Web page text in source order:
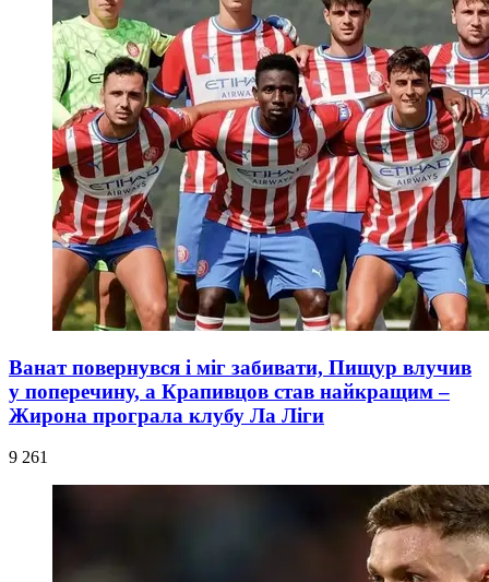
Ванат повернувся і міг забивати, Пищур влучив
у поперечину, а Крапивцов став найкращим –
Жирона програла клубу Ла Ліги
9 261